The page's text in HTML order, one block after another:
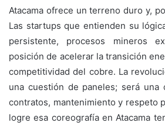
Atacama ofrece un terreno duro y,
Las startups que entienden su
persistente, procesos mineros
posición de acelerar la transición
competitividad del cobre. La
una cuestión de paneles; será una
contratos, mantenimiento y respeto
logre esa coreografía en Atacama